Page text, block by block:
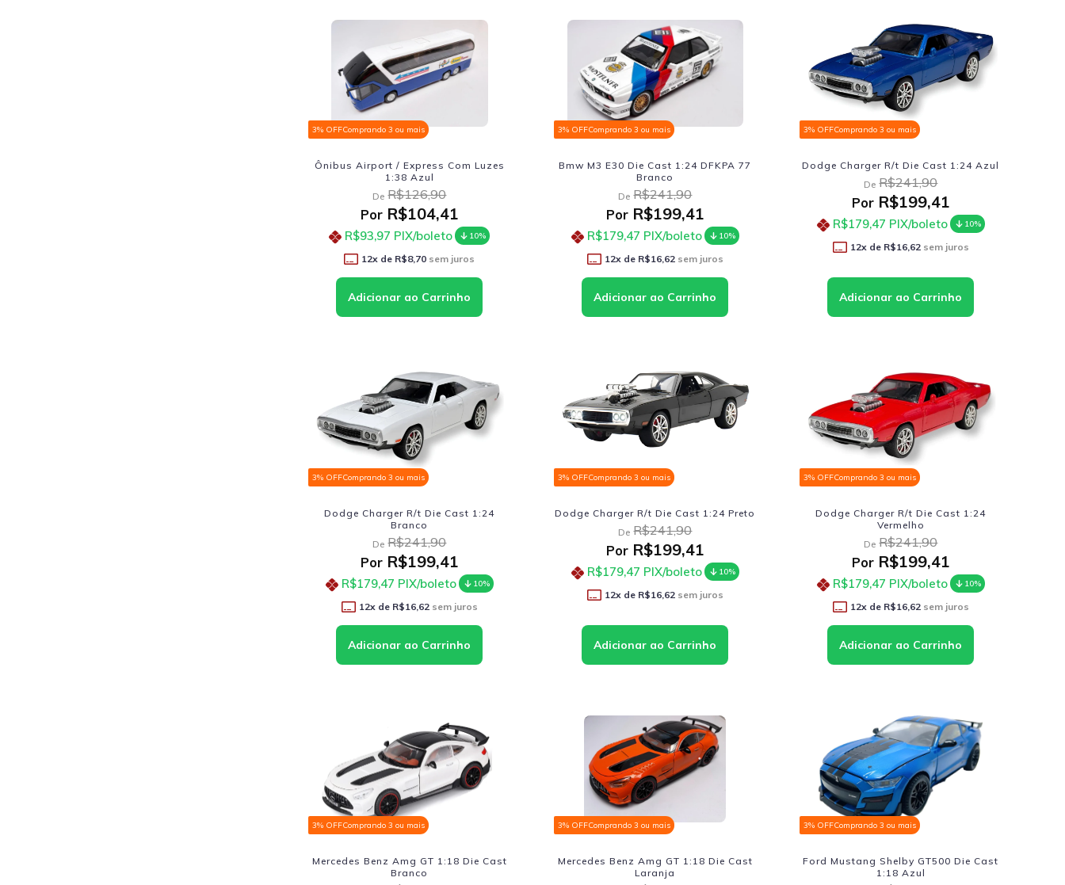
3% OFFComprando 3 ou mais
Ônibus Airport / Express Com Luzes
1:38 Azul
De R$126,90
PorR$104,41
R$93,97 PIX/boleto 10%
12x de R$8,70 sem juros
3% OFFComprando 3 ou mais
Bmw M3 E30 Die Cast 1:24 DFKPA 77
Branco
De R$241,90
PorR$199,41
R$179,47 PIX/boleto 10%
12x de R$16,62sem juros
3% OFFComprando 3 ou mais
Dodge Charger R/t Die Cast 1:24 Azul
De R$241,90
PorR$199,41
R$179,47 PIX/boleto 10%
12x de R$16,62sem juros
3% OFFComprando 3 ou mais
Dodge Charger R/t Die Cast 1:24
Branco
De R$241,90
PorR$199,41
R$179,47 PIX/boleto 10%
12x de R$16,62sem juros
3% OFFComprando 3 ou mais
Dodge Charger R/t Die Cast 1:24 Preto
De R$241,90
PorR$199,41
R$179,47 PIX/boleto 10%
12x de R$16,62sem juros
3% OFFComprando 3 ou mais
Dodge Charger R/t Die Cast 1:24
Vermelho
De R$241,90
PorR$199,41
R$179,47 PIX/boleto 10%
12x de R$16,62sem juros
3% OFFComprando 3 ou mais
Mercedes Benz Amg GT 1:18 Die Cast
Branco
3% OFFComprando 3 ou mais
Mercedes Benz Amg GT 1:18 Die Cast
Laranja
3% OFFComprando 3 ou mais
Ford Mustang Shelby GT500 Die Cast
1:18 Azul